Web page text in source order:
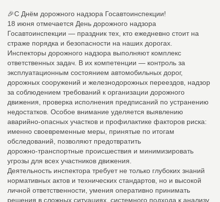
🎉С Днём дорожного надзора Госавтоинспекции!
18 июня отмечается День дорожного надзора
Госавтоинспекции — праздник тех, кто ежедневно стоит на
страже порядка и безопасности на наших дорогах.
Инспекторы дорожного надзора выполняют комплекс
ответственных задач. В их компетенции — контроль за
эксплуатационным состоянием автомобильных дорог,
дорожных сооружений и железнодорожных переездов, надзор
за соблюдением требований к организации дорожного
движения, проверка исполнения предписаний по устранению
недостатков. Особое внимание уделяется выявлению
аварийно‑опасных участков и профилактике факторов риска:
именно своевременные меры, принятые по итогам
обследований, позволяют предотвратить
дорожно‑транспортные происшествия и минимизировать
угрозы для всех участников движения.
Деятельность инспектора требует не только глубоких знаний
нормативных актов и технических стандартов, но и высокой
личной ответственности, умения оперативно принимать
решения в сложных ситуациях, системного подхода к анализу